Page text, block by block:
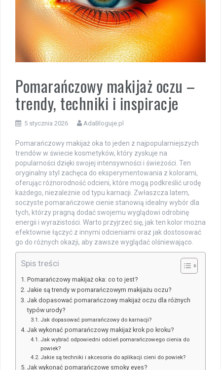
Pomarańczowy makijaż oczu –
trendy, techniki i inspiracje
5 stycznia 2026 AdaBloguje.pl
Pomarańczowy makijaż oka to jeden z najpopularniejszych
trendów w świecie kosmetyków, który zyskuje na
popularności dzięki swojej intensywności i świeżości. Ten
oryginalny styl zachęca do eksperymentowania z kolorami,
oferując różnorodność odcieni, które mogą podkreślić urodę
każdego, niezależnie od typu karnacji. Zwłaszcza latem,
soczyste pomarańczowe cienie stanowią idealny wybór dla
tych, którzy pragną dodać swojemu wyglądowi odrobinę
energii i wyrazistości. Warto przyjrzeć się, jak ten kolor można
efektownie łączyć z innymi odcieniami oraz jak dostosować
go do różnych okazji, aby zawsze wyglądać olśniewająco.
Spis treści
Pomarańczowy makijaż oka: co to jest?
Jakie są trendy w pomarańczowym makijażu oczu?
Jak dopasować pomarańczowy makijaż oczu dla różnych
typów urody?
Jak dopasować pomarańczowy do karnacji?
Jak wykonać pomarańczowy makijaż krok po kroku?
Jak wybrać odpowiedni odcień pomarańczowego cienia do
powiek?
Jakie są techniki i akcesoria do aplikacji cieni do powiek?
Jak wykonać pomarańczowe smoky eyes?